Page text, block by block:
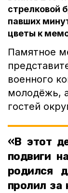
стрелковой
павших
цветы к
Памятное
военного
молодёжь,
гостей
«В этот
подвиги
родился
пролил за